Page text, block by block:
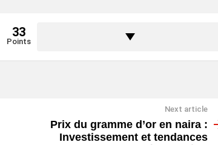
33
Points
Next article
Prix du gramme d’or en naira :
Investissement et tendances